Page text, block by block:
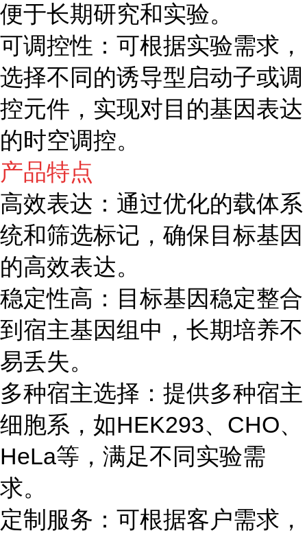
便于长期研究和实验。
可调控性：可根据实验需求，
选择不同的诱导型启动子或调
控元件，实现对目的基因表达
的时空调控。
产品特点
高效表达：通过优化的载体系
统和筛选标记，确保目标基因
的高效表达。
稳定性高：目标基因稳定整合
到宿主基因组中，长期培养不
易丢失。
多种宿主选择：提供多种宿主
细胞系，如HEK293、CHO、
HeLa等，满足不同实验需
求。
定制服务：可根据客户需求，